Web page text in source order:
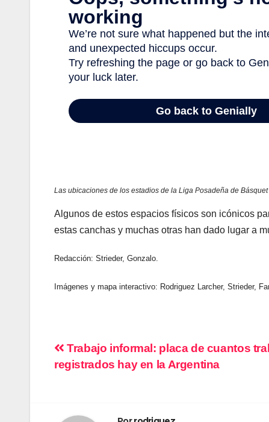
Las ubicaciones de los estadios de la Liga Posadeña de Básquet
Algunos de estos espacios físicos son icónicos
estas canchas y muchas otras han dado lugar a
Redacción: Strieder, Gonzalo.
Imágenes y mapa interactivo: Rodriguez Larcher, Strieder,
Navegación
de
Trabajo informal: placa de cuantos
registrados hay en la Argentina